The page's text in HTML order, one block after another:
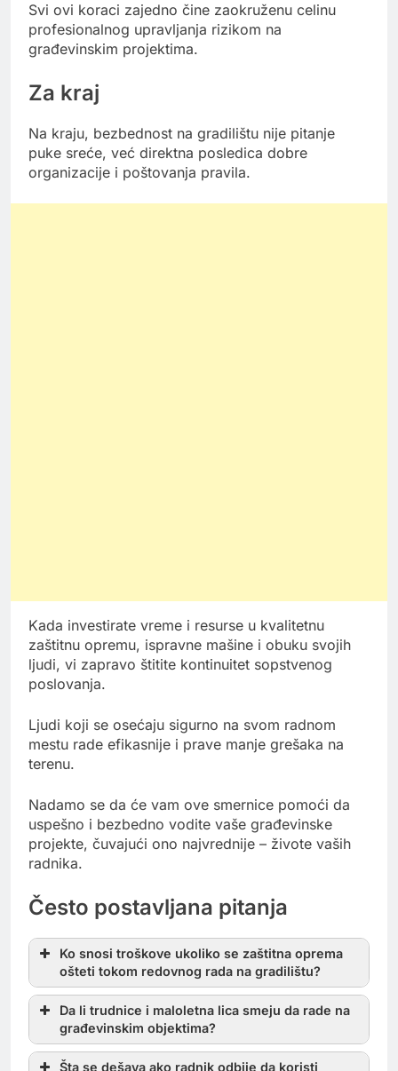
Svi ovi koraci zajedno čine zaokruženu celinu
profesionalnog upravljanja rizikom na
građevinskim projektima.
Za kraj
Na kraju, bezbednost na gradilištu nije pitanje
puke sreće, već direktna posledica dobre
organizacije i poštovanja pravila.
Kada investirate vreme i resurse u kvalitetnu
zaštitnu opremu, ispravne mašine i obuku svojih
ljudi, vi zapravo štitite kontinuitet sopstvenog
poslovanja.
Ljudi koji se osećaju sigurno na svom radnom
mestu rade efikasnije i prave manje grešaka na
terenu.
Nadamo se da će vam ove smernice pomoći da
uspešno i bezbedno vodite vaše građevinske
projekte, čuvajući ono najvrednije – živote vaših
radnika.
Često postavljana pitanja
Ko snosi troškove ukoliko se zaštitna oprema
ošteti tokom redovnog rada na gradilištu?
Da li trudnice i maloletna lica smeju da rade na
građevinskim objektima?
Šta se dešava ako radnik odbije da koristi